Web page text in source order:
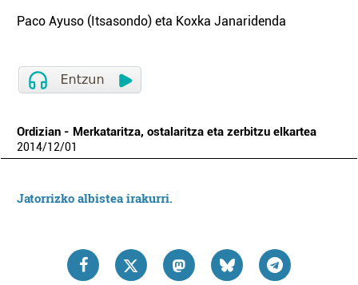
Paco Ayuso (Itsasondo) eta Koxka Janaridenda
Ordizian - Merkataritza, ostalaritza eta zerbitzu elkartea
2014/12/01
Jatorrizko albistea irakurri.